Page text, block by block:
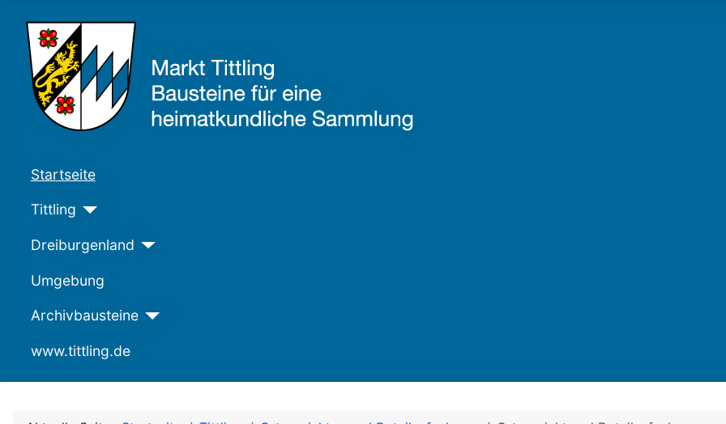
Startseite
Tittling
Dreiburgenland
Umgebung
Archivbausteine
www.tittling.de